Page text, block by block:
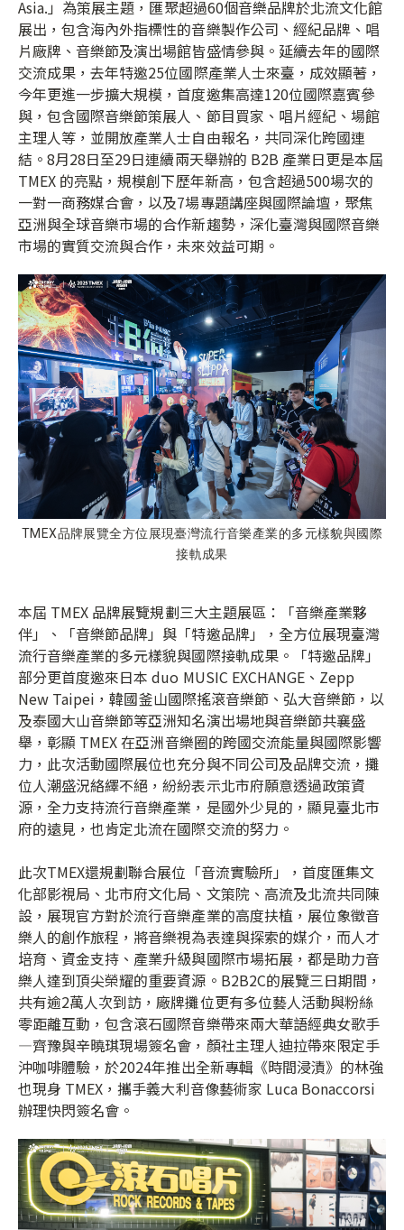
Asia.」為策展主題，匯聚超過60個音樂品牌於北流文化館
展出，包含海內外指標性的音樂製作公司、經紀品牌、唱
片廠牌、音樂節及演出場館皆盛情參與。延續去年的國際
交流成果，去年特邀25位國際產業人士來臺，成效顯著，
今年更進一步擴大規模，首度邀集高達120位國際嘉賓參
與，包含國際音樂節策展人、節目買家、唱片經紀、場館
主理人等，並開放產業人士自由報名，共同深化跨國連
結。8月28日至29日連續兩天舉辦的 B2B 產業日更是本屆
TMEX 的亮點，規模創下歷年新高，包含超過500場次的
一對一商務媒合會，以及7場專題講座與國際論壇，聚焦
亞洲與全球音樂市場的合作新趨勢，深化臺灣與國際音樂
市場的實質交流與合作，未來效益可期。
TMEX品牌展覽全方位展現臺灣流行音樂產業的多元樣貌與國際
接軌成果
本屆 TMEX 品牌展覽規劃三大主題展區：「音樂產業夥
伴」、「音樂節品牌」與「特邀品牌」，全方位展現臺灣
流行音樂產業的多元樣貌與國際接軌成果。「特邀品牌」
部分更首度邀來日本 duo MUSIC EXCHANGE、Zepp
New Taipei，韓國釜山國際搖滾音樂節、弘大音樂節，以
及泰國大山音樂節等亞洲知名演出場地與音樂節共襄盛
舉，彰顯 TMEX 在亞洲音樂圈的跨國交流能量與國際影響
力，此次活動國際展位也充分與不同公司及品牌交流，攤
位人潮盛況絡繹不絕，紛紛表示北市府願意透過政策資
源，全力支持流行音樂產業，是國外少見的，顯見臺北市
府的遠見，也肯定北流在國際交流的努力。
此次TMEX還規劃聯合展位「音流實驗所」，首度匯集文
化部影視局、北市府文化局、文策院、高流及北流共同陳
設，展現官方對於流行音樂產業的高度扶植，展位象徵音
樂人的創作旅程，將音樂視為表達與探索的媒介，而人才
培育、資金支持、產業升級與國際市場拓展，都是助力音
樂人達到頂尖榮耀的重要資源。B2B2C的展覽三日期間，
共有逾2萬人次到訪，廠牌攤位更有多位藝人活動與粉絲
零距離互動，包含滾石國際音樂帶來兩大華語經典女歌手
—齊豫與辛曉琪現場簽名會，顏社主理人迪拉帶來限定手
沖咖啡體驗，於2024年推出全新專輯《時間浸漬》的林強
也現身 TMEX，攜手義大利音像藝術家 Luca Bonaccorsi
辦理快閃簽名會。